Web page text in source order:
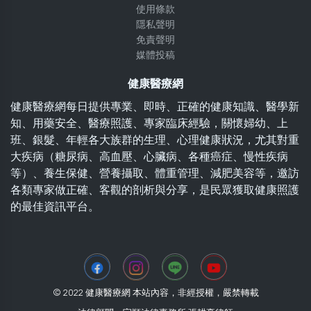
使用條款
隱私聲明
免責聲明
媒體投稿
健康醫療網
健康醫療網每日提供專業、即時、正確的健康知識、醫學新
知、用藥安全、醫療照護、專家臨床經驗，關懷婦幼、上
班、銀髮、年輕各大族群的生理、心理健康狀況，尤其對重
大疾病（糖尿病、高血壓、心臟病、各種癌症、慢性疾病
等）、養生保健、營養攝取、體重管理、減肥美容等，邀訪
各類專家做正確、客觀的剖析與分享，是民眾獲取健康照護
的最佳資訊平台。
© 2022 健康醫療網 本站內容，非經授權，嚴禁轉載